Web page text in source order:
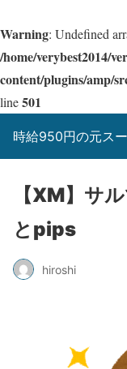
Warning: Undefined
/home/verybest2014/
content/plugins/amp/
line501
時給950円の元ス
【XM】サ
とpips
hiroshi